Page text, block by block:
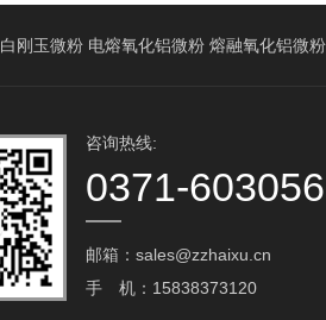
白刚玉微粉 电熔氧化铝微粉 熔融氧化铝微粉
咨询热线:
0371-
邮箱：sales@zzhaixu.cn
手 机：15838373120